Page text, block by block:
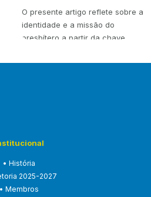
O presente artigo reflete sobre a
identidade e a missão do
presbítero a partir da chave
• História
2025-2027
• Membros